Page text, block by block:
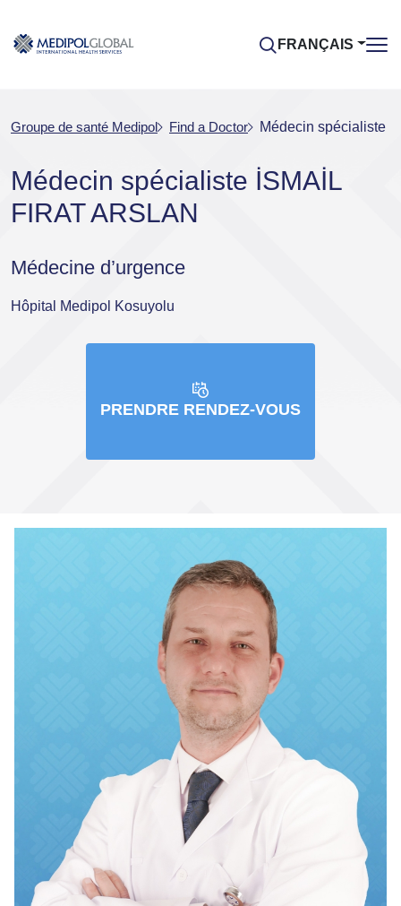
FRANÇAIS
Groupe de santé Medipol Find a Doctor Médecin spécialiste
Médecin spécialiste İSMAİL
FIRAT ARSLAN
Médecine d’urgence
Hôpital Medipol Kosuyolu
PRENDRE RENDEZ-VOUS